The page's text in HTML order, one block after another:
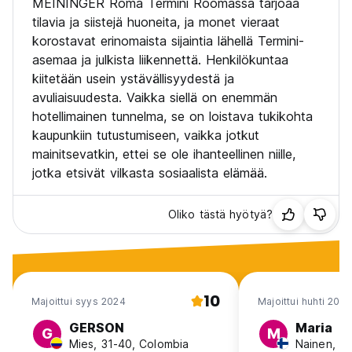
- Vieraskeittiön käyttö (Sitä voi käyttää vain esikeitetyn
ruoan lämmittämiseen ja säilytykseen.)
- Vauvansänkyjä (saatavuuden mukaan)
PIENESTÄ MAKSUTTA SAATAVILLA PALVELUT:
- Aamupala buffetti
- Eväs
- Pesukone ja kuivausrumpu
- Matkatavarakaapit
- Myyntiautomaatti (välipaloja ja juomia)
- Myöhäinen uloskirjautuminen klo 14 asti (vain yksityiset
huoneet)
MEININGER Roma Termini Roomassa tarjoaa
tilavia ja siistejä huoneita, ja monet vieraat
korostavat erinomaista sijaintia lähellä Termini-
asemaa ja julkista liikennettä. Henkilökuntaa
kiitetään usein ystävällisyydestä ja
avuliaisuudesta. Vaikka siellä on enemmän
hotellimainen tunnelma, se on loistava tukikohta
kaupunkiin tutustumiseen, vaikka jotkut
mainitsevatkin, ettei se ole ihanteellinen niille,
jotka etsivät vilkasta sosiaalista elämää.
Oliko tästä hyötyä?
Majoittui syys 2024 10
G GERSON
Mies, 31-40, Colombia
Majoittui huhti 2024
M Maria
Nainen,